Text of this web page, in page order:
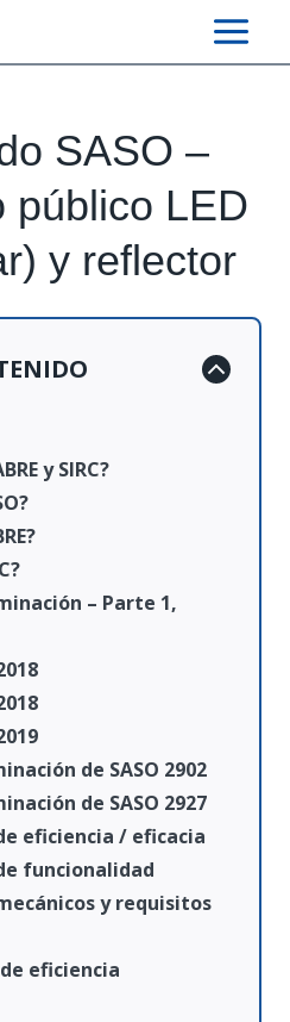
SASO –
público LED
y reflector
y SIRC?
– Parte 1,
de SASO 2902
de SASO 2927
eficiencia / eficacia
funcionalidad
y requisitos
eficiencia